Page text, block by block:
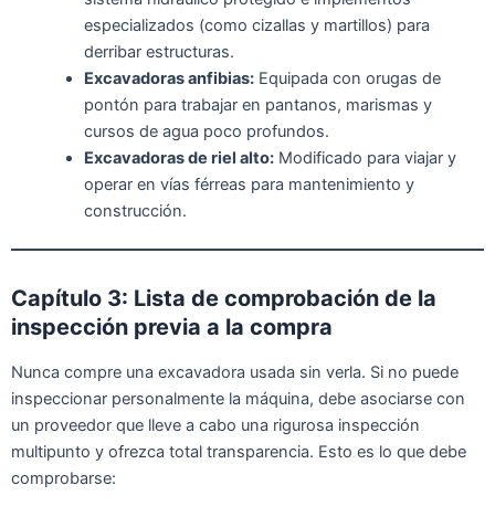
especializados (como cizallas y martillos) para
derribar estructuras.
Excavadoras anfibias:Equipada con orugas de
pontón para trabajar en pantanos, marismas y
cursos de agua poco profundos.
Excavadoras de riel alto:Modificado para viajar y
operar en vías férreas para mantenimiento y
construcción.
Capítulo 3: Lista de comprobación de la
inspección previa a la compra
Nunca compre una excavadora usada sin verla. Si no puede
inspeccionar personalmente la máquina, debe asociarse con
un proveedor que lleve a cabo una rigurosa inspección
multipunto y ofrezca total transparencia. Esto es lo que debe
comprobarse: